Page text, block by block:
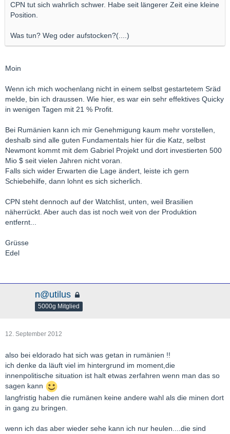
CPN tut sich wahrlich schwer. Habe seit längerer Zeit eine kleine
Position.
Was tun? Weg oder aufstocken?(....)
Moin
Wenn ich mich wochenlang nicht in einem selbst gestartetem Sräd
melde, bin ich draussen. Wie hier, es war ein sehr effektives Quicky
in wenigen Tagen mit 21 % Profit.
Bei Rumänien kann ich mir Genehmigung kaum mehr vorstellen,
deshalb sind alle guten Fundamentals hier für die Katz, selbst
Newmont kommt mit dem Gabriel Projekt und dort investierten 500
Mio $ seit vielen Jahren nicht voran.
Falls sich wider Erwarten die Lage ändert, leiste ich gern
Schiebehilfe, dann lohnt es sich sicherlich.
CPN steht dennoch auf der Watchlist, unten, weil Brasilien
näherrückt. Aber auch das ist noch weit von der Produktion
entfernt...
Grüsse
Edel
n@utilus
5000g Mitglied
12. September 2012
also bei eldorado hat sich was getan in rumänien !!
ich denke da läuft viel im hintergrund im moment,die
innenpolitische situation ist halt etwas zerfahren wenn man das so
sagen kann
langfristig haben die rumänen keine andere wahl als die minen dort
in gang zu bringen.
wenn ich das aber wieder sehe kann ich nur heulen....die sind